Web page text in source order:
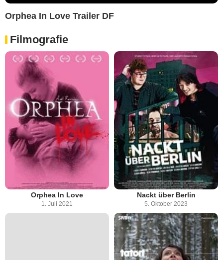
Orphea In Love Trailer DF
Filmografie
Orphea In Love
1. Juli 2021
Nackt über Berlin
5. Oktober 2023